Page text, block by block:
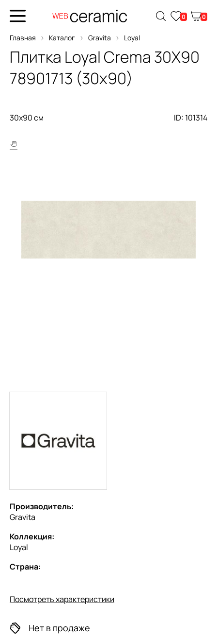
0 0
Главная Каталог Gravita Loyal
Плитка Loyal Crema 30X90
78901713 (30x90)
30x90 см ID: 101314
Производитель:
Gravita
Коллекция:
Loyal
Страна:
Посмотреть характеристики
Нет в продаже